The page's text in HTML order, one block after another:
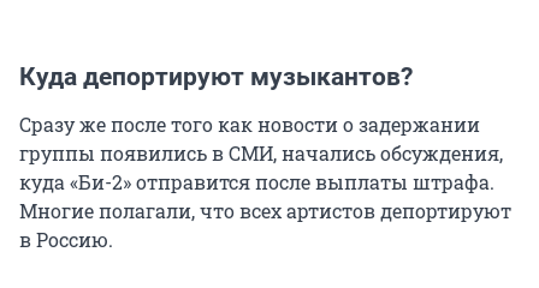
Куда депортируют музыкантов?
Сразу же после того как новости о задержании
группы появились в СМИ, начались обсуждения,
куда «Би-2» отправится после выплаты штрафа.
Многие полагали, что всех артистов депортируют
в Россию.